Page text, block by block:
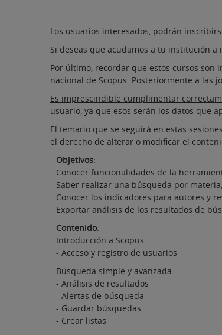
Los usuarios interesados, podrán
Si deseas que acudamos a tu institución
Por último, recordar que estos cursos son
nacional de Scopus. Posteriormente a las
Es imprescindible cumplimentar
usuario, ya que esos serán los datos que
El temario que se seguirá en estas
el derecho de alterar o modificar el
Objetivos:
Conocer funcionalidades de la
Saber realizar una búsqueda por
Conocer los indicadores para autores y
Exportar análisis de los resultados de
Contenido:
Introducción a Scopus
- Acceso y registro de usuarios
Búsqueda simple y avanzada
- Análisis de resultados
- Alertas de búsqueda
- Guardar búsquedas
- Crear listas